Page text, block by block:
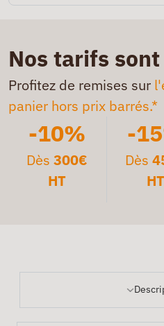
Nos tarifs
Profitez de remises sur
panier hors prix barrés.*
-10%
Dès300€
HT
-
Dès
HT